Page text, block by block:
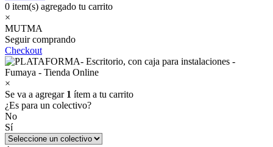
0 item(s) agregado tu carrito
×
MUTMA
Seguir comprando
Checkout
×
Se va a agregar 1 ítem a tu carrito
¿Es para un colectivo?
No
Sí